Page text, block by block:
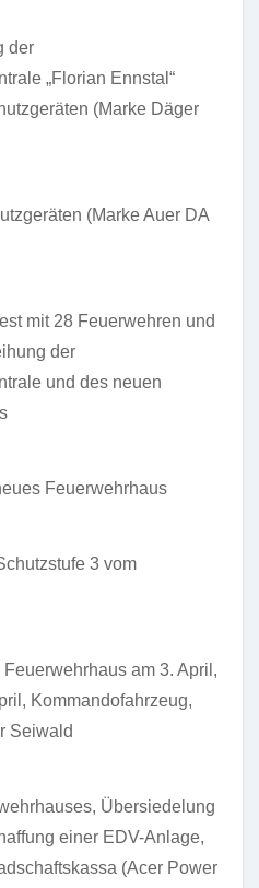
der
„Florian Ennstal“
(Marke Däger
(Marke Auer DA
mit 28 Feuerwehren und
der
und des neuen
Feuerwehrhaus
3 vom
am 3. April,
Kommandofahrzeug,
Seiwald
Übersiedelung
einer EDV-Anlage,
(Acer Power